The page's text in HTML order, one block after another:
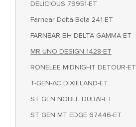
DELICIOUS 79951-ET
Farnear Delta-Beta 241-ET
FARNEAR-BH DELTA-GAMMA-ET
MR UNO DESIGN 1428-ET
RONELEE MIDNIGHT DETOUR-ET
T-GEN-AC DIXIELAND-ET
ST GEN NOBLE DUBAI-ET
ST GEN MT EDGE 67446-ET